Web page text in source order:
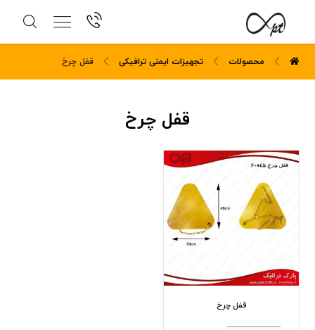
محصولات تجهیزات ایمنی ترافیکی قفل چرخ
قفل چرخ
قفل چرخ